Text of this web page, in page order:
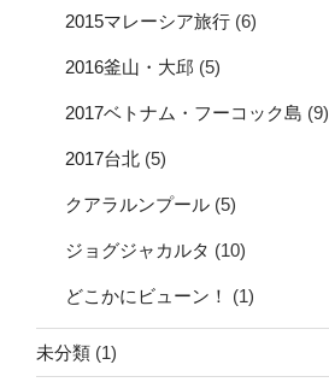
2015マレーシア旅行 (6)
2016釜山・大邱 (5)
2017ベトナム・フーコック島 (9)
2017台北 (5)
クアラルンプール (5)
ジョグジャカルタ (10)
どこかにビューン！ (1)
未分類 (1)